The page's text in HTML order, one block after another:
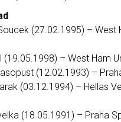
(27.02.1995) – West
(19.05.1998) – West Ham
(12.02.1993) –
(03.12.1994) – Hellas
(18.05.1991) – Praha